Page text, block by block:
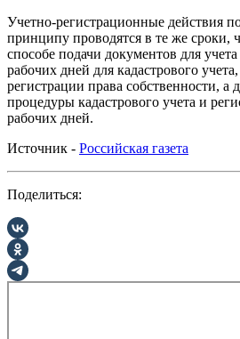
Учетно-регистрационные действия
принципу проводятся в те же сроки,
способе подачи документов для
рабочих дней для кадастрового
регистрации права собственности, а
процедуры кадастрового учета и
рабочих дней.
Источник - Российская газета
Поделиться: